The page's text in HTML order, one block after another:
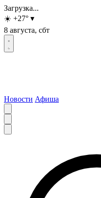
Загрузка...
☀️ +27° ▾
8 августа, сбт
Новости Афиша